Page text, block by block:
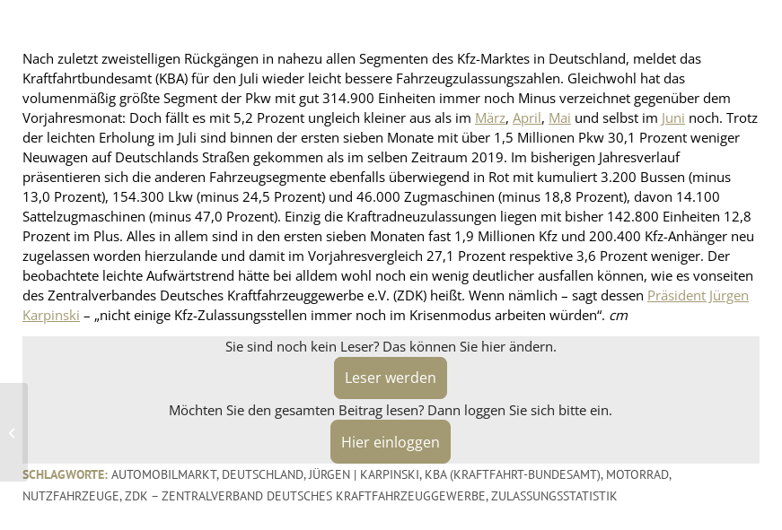
Nach zuletzt zweistelligen Rückgängen in nahezu allen Segmenten des Kfz-Marktes in Deutschland, meldet das
Kraftfahrtbundesamt (KBA) für den Juli wieder leicht bessere Fahrzeugzulassungszahlen. Gleichwohl hat das
volumenmäßig größte Segment der Pkw mit gut 314.900 Einheiten immer noch Minus verzeichnet gegenüber dem
Vorjahresmonat: Doch fällt es mit 5,2 Prozent ungleich kleiner aus als im März, April, Mai und selbst im Juni noch. Trotz
der leichten Erholung im Juli sind binnen der ersten sieben Monate mit über 1,5 Millionen Pkw 30,1 Prozent weniger
Neuwagen auf Deutschlands Straßen gekommen als im selben Zeitraum 2019. Im bisherigen Jahresverlauf
präsentieren sich die anderen Fahrzeugsegmente ebenfalls überwiegend in Rot mit kumuliert 3.200 Bussen (minus
13,0 Prozent), 154.300 Lkw (minus 24,5 Prozent) und 46.000 Zugmaschinen (minus 18,8 Prozent), davon 14.100
Sattelzugmaschinen (minus 47,0 Prozent). Einzig die Kraftradneuzulassungen liegen mit bisher 142.800 Einheiten 12,8
Prozent im Plus. Alles in allem sind in den ersten sieben Monaten fast 1,9 Millionen Kfz und 200.400 Kfz-Anhänger neu
zugelassen worden hierzulande und damit im Vorjahresvergleich 27,1 Prozent respektive 3,6 Prozent weniger. Der
beobachtete leichte Aufwärtstrend hätte bei alldem wohl noch ein wenig deutlicher ausfallen können, wie es vonseiten
des Zentralverbandes Deutsches Kraftfahrzeuggewerbe e.V. (ZDK) heißt. Wenn nämlich – sagt dessen Präsident Jürgen
Karpinski – „nicht einige Kfz-Zulassungsstellen immer noch im Krisenmodus arbeiten würden“. cm
Sie sind noch kein Leser? Das können Sie hier ändern.
Leser werden
Möchten Sie den gesamten Beitrag lesen? Dann loggen Sie sich bitte ein.
Hier einloggen
SCHLAGWORTE: AUTOMOBILMARKT, DEUTSCHLAND,JÜRGEN | KARPINSKI, KBA (KRAFTFAHRT-BUNDESAMT), MOTORRAD,
NUTZFAHRZEUGE,ZDK – ZENTRALVERBAND DEUTSCHES KRAFTFAHRZEUGGEWERBE,ZULASSUNGSSTATISTIK